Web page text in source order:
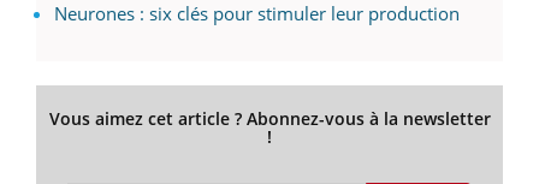
Neurones : six clés pour stimuler leur production
Vous aimez cet article ? Abonnez-vous à la newsletter
!